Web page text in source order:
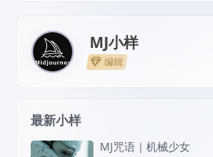
MJ小样
编辑
最新小样
MJ咒语｜机械少女